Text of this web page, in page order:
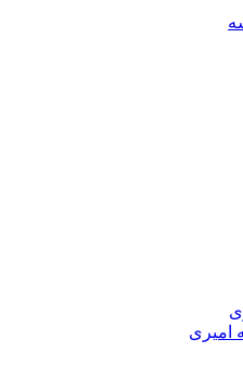
امیری